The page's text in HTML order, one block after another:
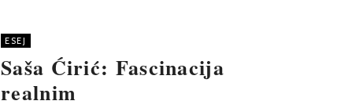
ESEJ
Saša Ćirić: Fascinacija
realnim